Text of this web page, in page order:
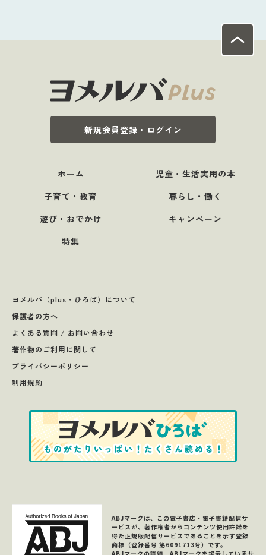
新規会員登録・ログイン
ホーム
児童・生活実用の本
子育て・教育
暮らし・働く
遊び・おでかけ
キャンペーン
特集
ヨメルバ（plus・ひろば）について
保護者の方へ
よくある質問 / お問い合わせ
著作物のご利用に関して
プライバシーポリシー
利用規約
ABJマークは、この電子書店・電子書籍配信サ
ービスが、著作権者からコンテンツ使用許諾を
得た正規版配信サービスであることを示す登録
商標（登録番号 第6091713号）です。